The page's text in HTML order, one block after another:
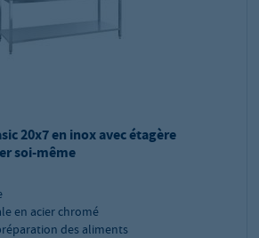
20x7 en inox avec étagère
soi-même
en acier chromé
des aliments